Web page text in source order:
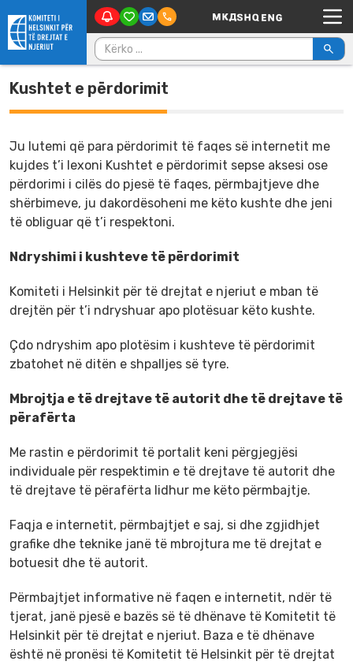
Skip to content Main Navigation
Kërko për:
Kushtet e përdorimit
Ju lutemi që para përdorimit të faqes së internetit me
kujdes t’i lexoni Kushtet e përdorimit sepse aksesi ose
përdorimi i cilës do pjesë të faqes, përmbajtjeve dhe
shërbimeve, ju dakordësoheni me këto kushte dhe jeni
të obliguar që t’i respektoni.
Ndryshimi i kushteve të përdorimit
Komiteti i Helsinkit për të drejtat e njeriut e mban të
drejtën për t’i ndryshuar apo plotësuar këto kushte.
Çdo ndryshim apo plotësim i kushteve të përdorimit
zbatohet në ditën e shpalljes së tyre.
Mbrojtja e të drejtave të autorit dhe të drejtave të
përafërta
Me rastin e përdorimit të portalit keni përgjegjësi
individuale për respektimin e të drejtave të autorit dhe
të drejtave të përafërta lidhur me këto përmbajtje.
Faqja e internetit, përmbajtjet e saj, si dhe zgjidhjet
grafike dhe teknike janë të mbrojtura me të drejtat e
botuesit dhe të autorit.
Përmbajtjet informative në faqen e internetit, ndër të
tjerat, janë pjesë e bazës së të dhënave të Komitetit të
Helsinkit për të drejtat e njeriut. Baza e të dhënave
është në pronësi të Komitetit të Helsinkit për të drejtat